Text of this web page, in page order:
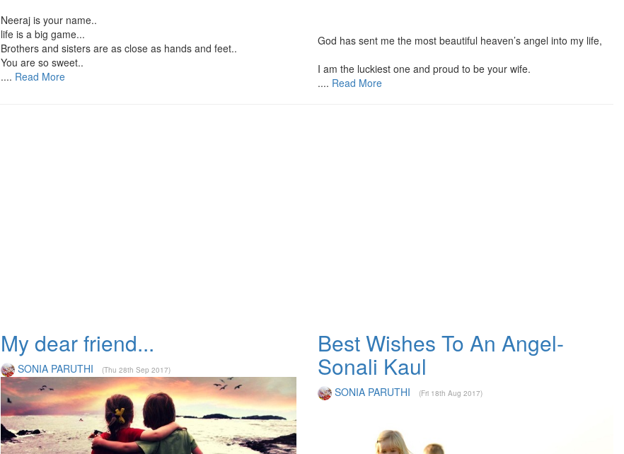
Neeraj is your name..
life is a big game...
Brothers and sisters are as close as hands and feet..
You are so sweet..
.... Read More
God has sent me the most beautiful heaven’s angel into my life,
I am the luckiest one and proud to be your wife.
.... Read More
My dear friend...
SONIA PARUTHI (Thu 28th Sep 2017)
Best Wishes To An Angel-
Sonali Kaul
SONIA PARUTHI (Fri 18th Aug 2017)